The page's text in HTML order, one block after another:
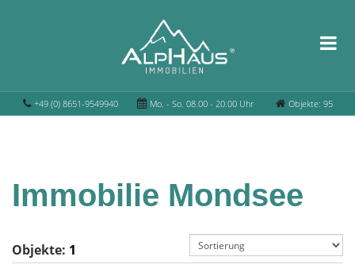
+49 (0) 8651-9549940 Mo. - So. 08.00 - 20.00 Uhr Objekte: 95
Immobilie Mondsee
Objekte: 1